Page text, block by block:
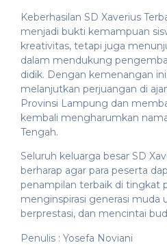
Keberhasilan SD Xaverius
menjadi bukti kemampuan
kreativitas, tetapi juga
dalam mendukung
didik. Dengan kemenangan
melanjutkan perjuangan di
Provinsi Lampung dan
kembali mengharumkan
Tengah.
Seluruh keluarga besar SD
berharap agar para peserta
penampilan terbaik di tingkat
menginspirasi generasi muda
berprestasi, dan mencintai
Penulis : Yosefa Noviani